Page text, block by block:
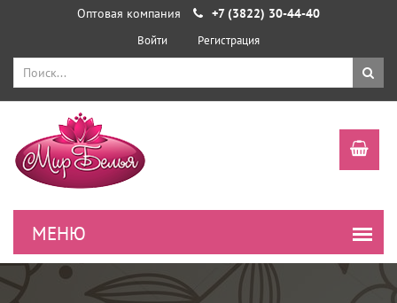
Оптовая компания +7 (3822) 30-44-40
Войти Регистрация